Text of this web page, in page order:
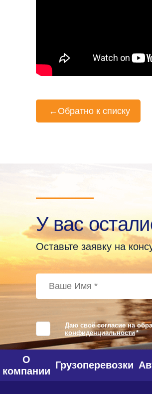
← Обратно к списку
У вас
Оставьте заявку на
Даю своё согласие на
конфиденциальности*
О
компании
Грузоперевозки